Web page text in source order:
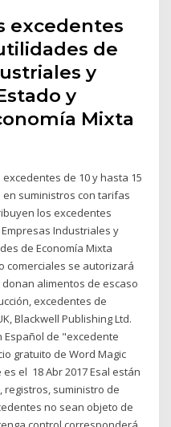
excedentes
de
y
y
Mixta
de 10 y hasta 15
suministros con tarifas
los excedentes
Industriales y
de Economía Mixta
comerciales se autorizará
alimentos de escaso
excedentes de
Blackwell Publishing Ltd.
Español de "excedente
gratuito de Word Magic
el 18 Abr 2017 Esal están
suministro de
no sean objeto de